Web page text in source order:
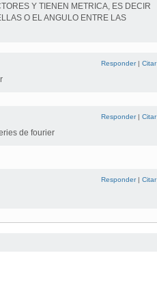
Y TIENEN METRICA, ES DECIR
O EL ANGULO ENTRE LAS
Responder| Citar
Responder| Citar
de fourier
Responder| Citar